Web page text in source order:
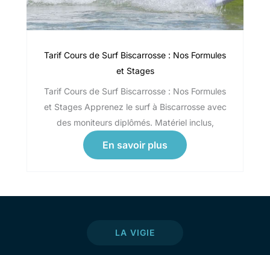
Tarif Cours de Surf Biscarrosse : Nos Formules
et Stages
Tarif Cours de Surf Biscarrosse : Nos Formules
et Stages Apprenez le surf à Biscarrosse avec
des moniteurs diplômés. Matériel inclus,
En savoir plus
LA VIGIE